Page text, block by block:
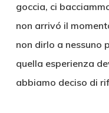
goccia, ci
non arrivó il
non dirlo a nessuno
quella esperienza
abbiamo deciso di